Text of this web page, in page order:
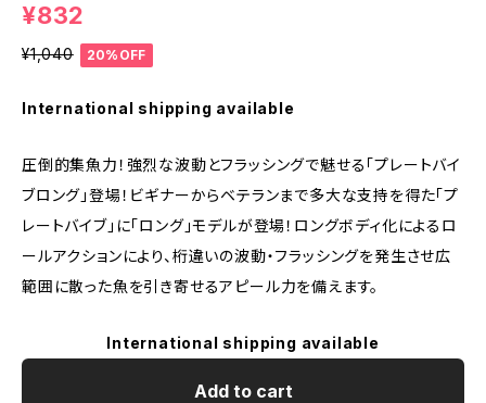
¥832
¥1,040 20%OFF
International shipping available
圧倒的集魚力！強烈な波動とフラッシングで魅せる「プレートバイ
ブロング」登場！ビギナーからベテランまで多大な支持を得た「プ
レートバイブ」に「ロング」モデルが登場！ロングボディ化によるロ
ールアクションにより、桁違いの波動・フラッシングを発生させ広
範囲に散った魚を引き寄せるアピール力を備えます。
International shipping available
Add to cart